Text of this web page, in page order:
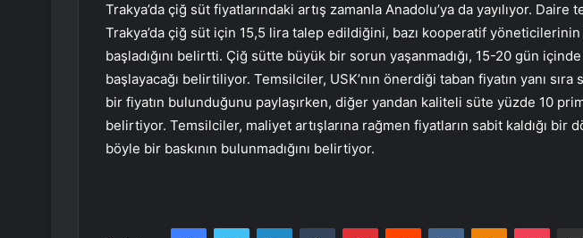
Trakya’da çiğ süt fiyatlarındaki artış zamanla Anadolu’ya da yayılıyor.
Trakya’da çiğ süt için 15,5 lira talep edildiğini, bazı kooperatif
başladığını belirtti. Çiğ sütte büyük bir sorun yaşanmadığı, 15-20 gün içinde
başlayacağı belirtiliyor. Temsilciler, USK’nın önerdiği taban fiyatın yanı
bir fiyatın bulunduğunu paylaşırken, diğer yandan kaliteli süte yüzde 10
belirtiyor. Temsilciler, maliyet artışlarına rağmen fiyatların sabit kaldığı bir
böyle bir baskının bulunmadığını belirtiyor.
FacebookTwitter LinkedInTumblr PinterestReddit VKontakteOdnoklassniki
Pocket